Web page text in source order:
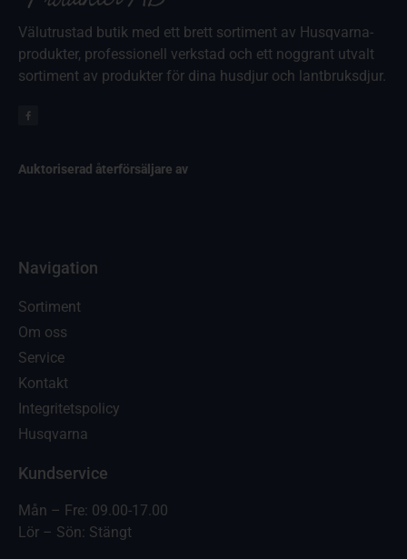
Välutrustad butik med ett brett sortiment av Husqvarna-
produkter, professionell verkstad och ett noggrant utvalt
sortiment av produkter för dina husdjur och lantbruksdjur.
Auktoriserad återförsäljare av
Navigation
Sortiment
Om oss
Service
Kontakt
Integritetspolicy
Husqvarna
Kundservice
Mån – Fre: 09.00-17.00
Lör – Sön: Stängt